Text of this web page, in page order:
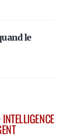
le
INTELLIGENCE